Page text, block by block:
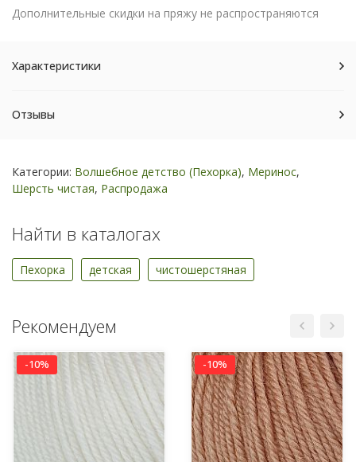
Дополнительные скидки на пряжу не распространяются
Характеристики
Отзывы
Категории: Волшебное детство (Пехорка), Меринос,
Шерсть чистая, Распродажа
Найти в каталогах
Пехорка детская чистошерстяная
Рекомендуем
-10% -10%